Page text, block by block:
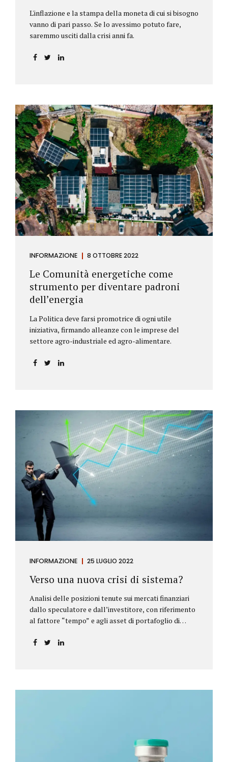
L'inflazione e la stampa della moneta di cui si bisogno
vanno di pari passo. Se lo avessimo potuto fare,
saremmo usciti dalla crisi anni fa.
INFORMAZIONE 8 OTTOBRE 2022
Le Comunità energetiche come
strumento per diventare padroni
dell’energia
La Politica deve farsi promotrice di ogni utile
iniziativa, firmando alleanze con le imprese del
settore agro-industriale ed agro-alimentare.
INFORMAZIONE 25 LUGLIO 2022
Verso una nuova crisi di sistema?
Analisi delle posizioni tenute sui mercati finanziari
dallo speculatore e dall’investitore, con riferimento
al fattore “tempo” e agli asset di portafoglio di
l’investitore Nelle definizioni di Wikipedia si legge:
Investitore: è colui che decide di investire il proprio
loro investimenti, mentre gli speculatori cercano...